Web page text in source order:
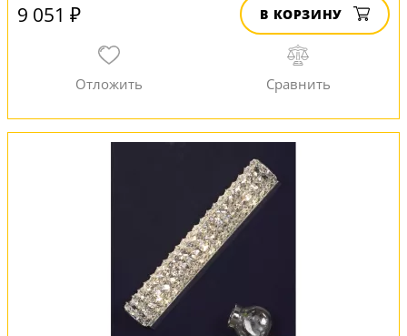
9 051 ₽ В КОРЗИНУ